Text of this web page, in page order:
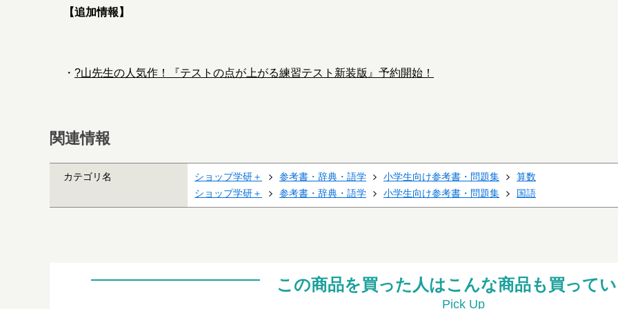
【追加情報】
・ ?山先生の人気作！『テストの点が上がる練習テスト新装版』予約開始！
関連情報
カテゴリ名 ショップ学研＋ 参考書・辞典・語学 小学生向け参考書・問題集
算数
ショップ学研＋
参考書・辞典・語学 小学生向け参考書・問題集 国語
この商品を買った人はこんな商品も買って
Pick Up